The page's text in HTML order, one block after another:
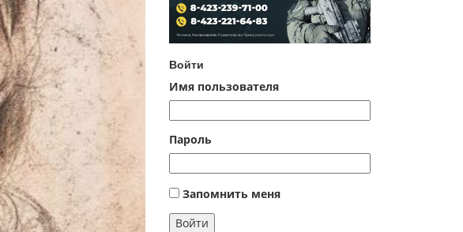
Войти
Имя пользователя
Пароль
Запомнить меня
Войти